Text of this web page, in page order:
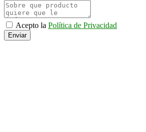
Acepto la Política de Privacidad
Enviar